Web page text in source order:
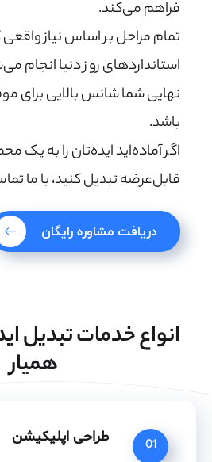
فراهم می‌کند.
تمام مراحل بر اساس نیاز واقعی
استانداردهای روز دنیا انجام
نهایی شما شانس بالایی برای
باشد.
اگر آماده‌اید ایده‌تان را به یک
قابل‌عرضه تبدیل کنید، با ما
دریافت مشاوره رایگان
انواع خدمات تبدیل
همیار
01 طراحی اپلیکیشن